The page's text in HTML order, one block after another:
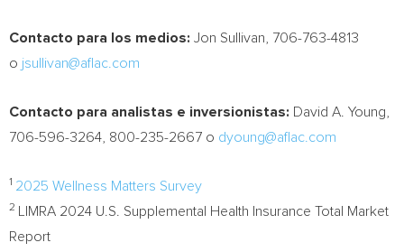
Contacto para los medios: Jon Sullivan , 706-763-4813
o jsullivan@aflac.com
Contacto para analistas e inversionistas: David A. Young
706-596-3264, 800-235-2667 o dyoung@aflac.com
1 2025 Wellness Matters Survey
2
LIMRA 2024 U.S. Supplemental Health Insurance Total Market
Report